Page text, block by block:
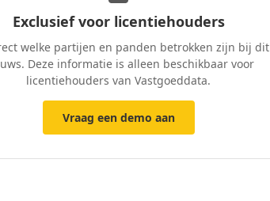
Exclusief voor licentiehouders
welke partijen en panden betrokken zijn bij dit
Deze informatie is alleen beschikbaar voor
licentiehouders van Vastgoeddata.
Vraag een demo aan